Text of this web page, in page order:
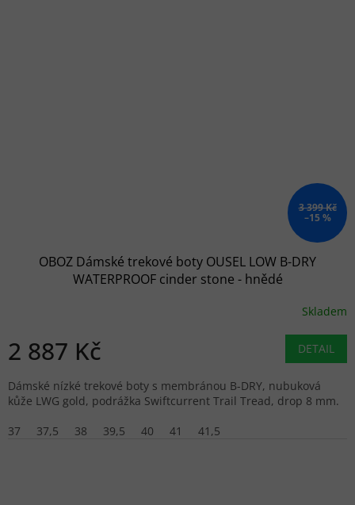
3 399 Kč
–15 %
OBOZ Dámské trekové boty OUSEL LOW B-DRY
WATERPROOF cinder stone - hnědé
Skladem
2 887 Kč DETAIL
Dámské nízké trekové boty s membránou B-DRY, nubuková
kůže LWG gold, podrážka Swiftcurrent Trail Tread, drop 8 mm.
37
37,5 38 39,5 40 41 41,5